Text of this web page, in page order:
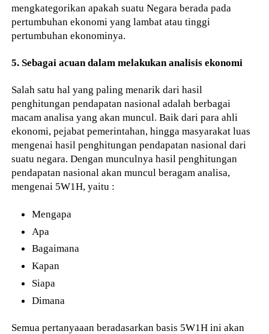
mengkategorikan apakah suatu Negara berada pada
pertumbuhan ekonomi yang lambat atau tinggi
pertumbuhan ekonominya.
5. Sebagai acuan dalam melakukan analisis ekonomi
Salah satu hal yang paling menarik dari hasil
penghitungan pendapatan nasional adalah berbagai
macam analisa yang akan muncul. Baik dari para ahli
ekonomi, pejabat pemerintahan, hingga masyarakat luas
mengenai hasil penghitungan pendapatan nasional dari
suatu negara. Dengan munculnya hasil penghitungan
pendapatan nasional akan muncul beragam analisa,
mengenai 5W1H, yaitu :
Mengapa
Apa
Bagaimana
Kapan
Siapa
Dimana
Semua pertanyaaan beradasarkan basis 5W1H ini akan